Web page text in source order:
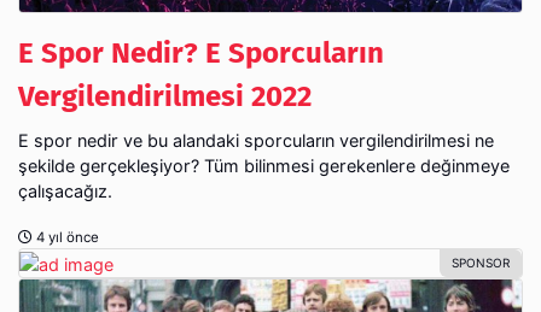
E Spor Nedir? E Sporcuların
Vergilendirilmesi 2022
E spor nedir ve bu alandaki sporcuların vergilendirilmesi ne
şekilde gerçekleşiyor? Tüm bilinmesi gerekenlere değinmeye
çalışacağız.
4 yıl önce